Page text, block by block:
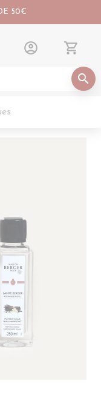
50€
search
account_circle shopping_cart